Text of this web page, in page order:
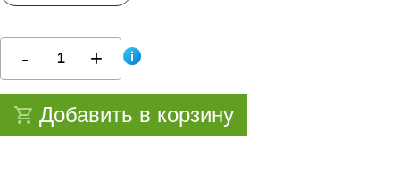
Добавить в корзину